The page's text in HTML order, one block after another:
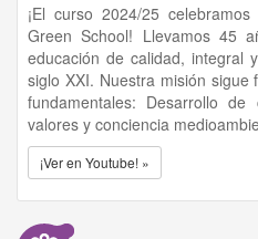
¡El curso 2024/25
Green School! Llevamos 45
educación de calidad, integral
siglo XXI. Nuestra misión
fundamentales: Desarrollo de
valores y conciencia
¡Ver en Youtube! »